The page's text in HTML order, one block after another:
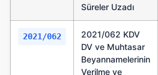
Süreler Uzadı
2021/062
2021/062 KDV
DV ve Muhtasar
Beyannamelerinin
Verilme ve